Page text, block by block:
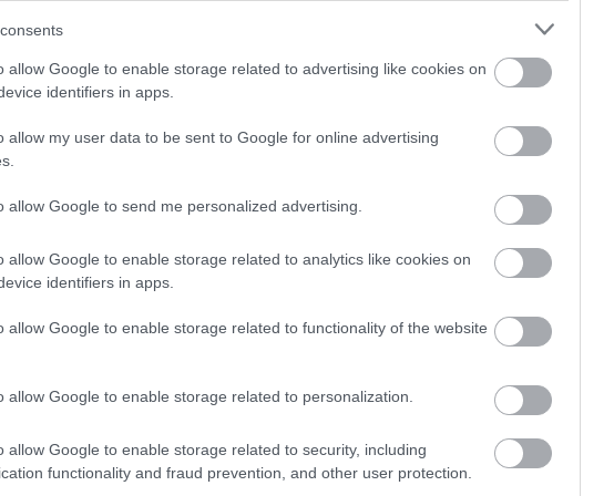
allow Google to enable storage related to advertising like cookies on
identifiers in apps.
allow my user data to be sent to Google for online advertising
allow Google to send me personalized advertising.
allow Google to enable storage related to analytics like cookies on
identifiers in apps.
allow Google to enable storage related to functionality of the website
allow Google to enable storage related to personalization.
allow Google to enable storage related to security, including
functionality and fraud prevention, and other user protection.
készült legrosszabb horrorfilm
amelyStephen Kinget
is lenyűgözte. Az amerikai író korábban
mutatott) alkotást, olyannyira, hogy a The New York Times 2025-
a Nem vénnek való vidék, a Túl a barátságon vagy a
Sokkal inkább az a
, hogy a történet
nincs szükség szürreális történetekre, elég csak az